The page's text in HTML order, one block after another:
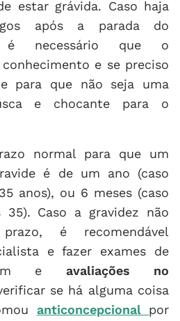
estar grávida. Caso haja
após a parada do
é necessário que o
e se preciso
para que não seja uma
e chocante para o
normal para que um
é de um ano (caso
anos), ou 6 meses (caso
35). Caso a gravidez não
é recomendável
e fazer exames de
e avaliações no
se há alguma coisa
anticoncepcional por